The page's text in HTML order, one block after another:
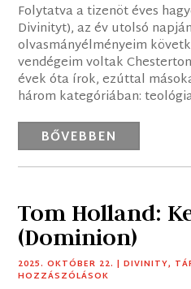
Folytatva a tizenöt éves
Divinityt), az év utolsó
olvasmányélményeim
vendégeim voltak
évek óta írok, ezúttal
három kategóriában:
BŐVEBBEN
Tom Holland:
(Dominion)
2025. OKTÓBER 22. |DIVINITY,
HOZZÁSZÓLÁSOK